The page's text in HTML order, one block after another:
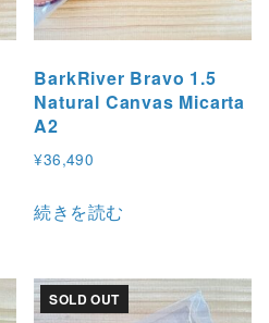
BarkRiver Bravo 1.5
Natural Canvas Micarta
A2
¥36,490
続きを読む
SOLD OUT